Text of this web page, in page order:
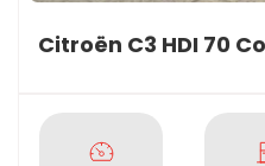
Citroën C3 HDI 70